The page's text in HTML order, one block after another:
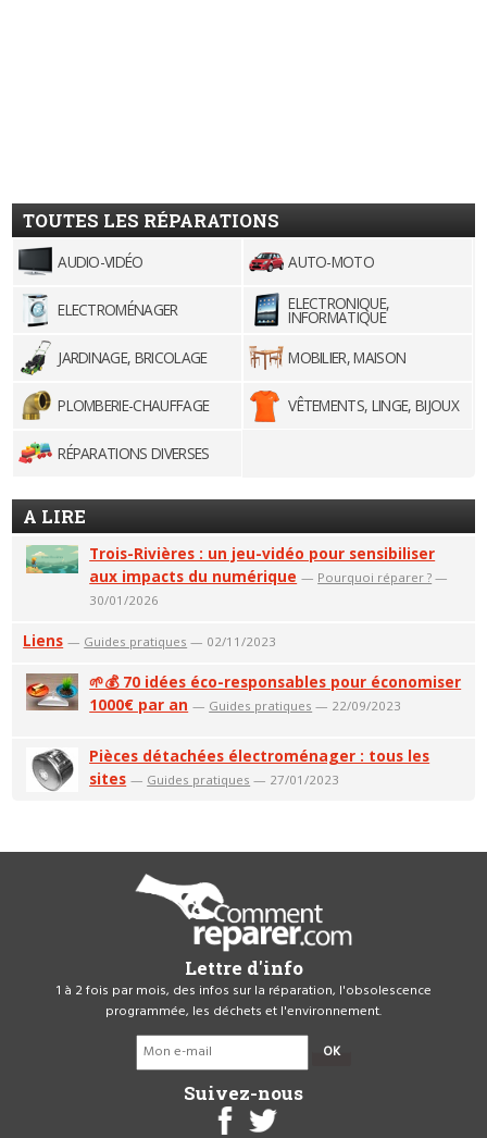
TOUTES LES RÉPARATIONS
AUDIO-VIDÉO AUTO-MOTO
ELECTROMÉNAGER ELECTRONIQUE,
INFORMATIQUE
JARDINAGE, BRICOLAGE
MOBILIER, MAISON
PLOMBERIE-CHAUFFAGE VÊTEMENTS, LINGE, BIJOUX
RÉPARATIONS DIVERSES
A LIRE
Trois-Rivières : un jeu-vidéo pour sensibiliser
aux impacts du numérique — Pourquoi réparer ? —
30/01/2026
Liens — Guides pratiques — 02/11/2023
🌱💰 70 idées éco-responsables pour économiser
1000€ par an — Guides pratiques — 22/09/2023
Pièces détachées électroménager : tous les
sites — Guides pratiques — 27/01/2023
Lettre d'info
1 à 2 fois par mois, des infos sur la réparation, l'obsolescence
programmée, les déchets et l'environnement.
OK
Suivez-nous